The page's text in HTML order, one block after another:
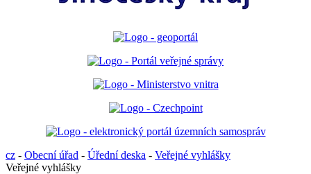
cz - Obecní úřad - Úřední deska - Veřejné vyhlášky
Veřejné vyhlášky